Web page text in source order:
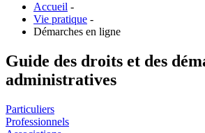
Accueil -
Vie pratique -
Démarches en ligne
Guide des droits et des
administratives
Particuliers
Professionnels